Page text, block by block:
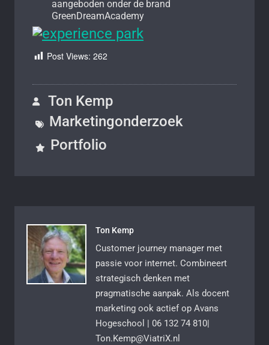
aangeboden onder de brand
GreenDreamAcademy
Post Views: 262
Ton Kemp
Marketingonderzoek
Portfolio
Ton Kemp
Customer journey manager met
passie voor internet. Combineert
strategisch denken met
pragmatische aanpak. Als docent
marketing ook actief op Avans
Hogeschool | 06 132 74 810|
Ton.Kemp@ViatriX.nl